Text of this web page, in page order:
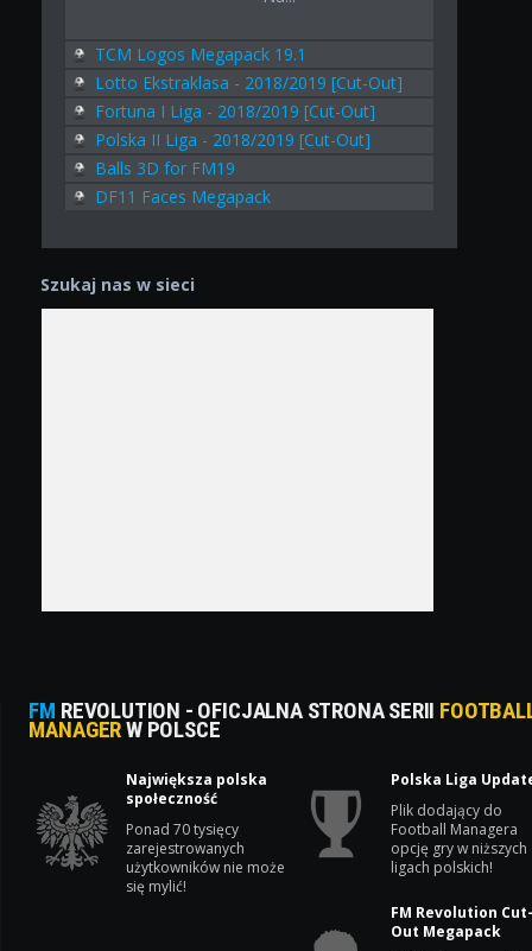
TCM Logos Megapack 19.1
Lotto Ekstraklasa - 2018/2019 [Cut-Out]
Fortuna I Liga - 2018/2019 [Cut-Out]
Polska II Liga - 2018/2019 [Cut-Out]
Balls 3D for FM19
DF11 Faces Megapack
Szukaj nas w sieci
FM REVOLUTION - OFICJALNA STRONA SERII
MANAGERW POLSCE
Największa polska
społeczność
Ponad 70 tysięcy
zarejestrowanych
użytkowników nie może
się mylić!
Polska Liga
Plik dodający do
Football Managera
opcję gry w niższych
ligach polskich!
FM Revolution
Out Megapack